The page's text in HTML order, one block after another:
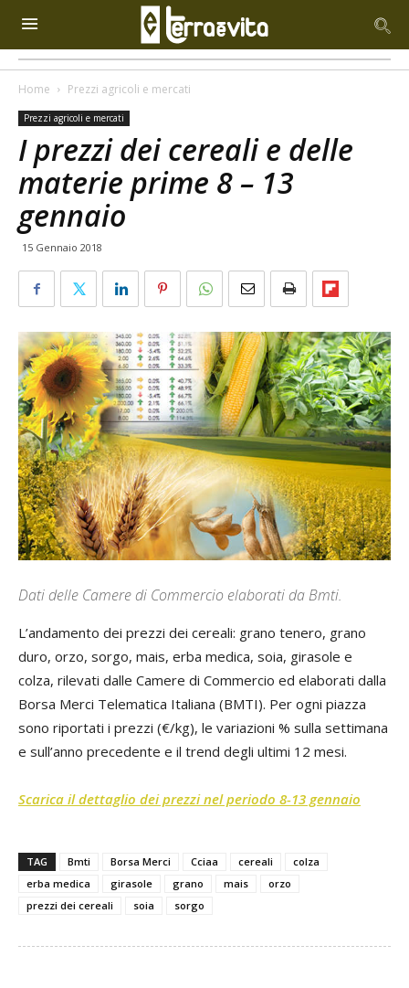
Home Prezzi agricoli e mercati
Prezzi agricoli e mercati
I prezzi dei cereali e delle
materie prime 8 – 13
gennaio
15 Gennaio 2018
Dati delle Camere di Commercio elaborati da Bmti.
L’andamento dei prezzi dei cereali: grano tenero, grano
duro, orzo, sorgo, mais, erba medica, soia, girasole e
colza, rilevati dalle Camere di Commercio ed elaborati dalla
Borsa Merci Telematica Italiana (BMTI). Per ogni piazza
sono riportati i prezzi (€/kg), le variazioni % sulla settimana
e sull’anno precedente e il trend degli ultimi 12 mesi.
Scarica il dettaglio dei prezzi nel periodo 8-13 gennaio
TAG Bmti Borsa Merci Cciaa cereali
colza
erba medica
girasole grano mais
orzo
prezzi dei cereali
soia sorgo